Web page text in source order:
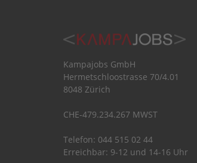
Kampajobs GmbH
Hermetschloostrasse 70/4.01
8048 Zürich
CHE-479.234.267 MWST
Telefon: 044 515 02 44
Erreichbar: 9-12 und 14-16 Uhr